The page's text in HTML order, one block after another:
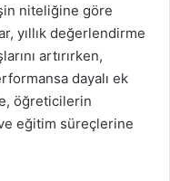
niteliğine göre
yıllık değerlendirme
artırırken,
dayalı ek
öğreticilerin
eğitim süreçlerine